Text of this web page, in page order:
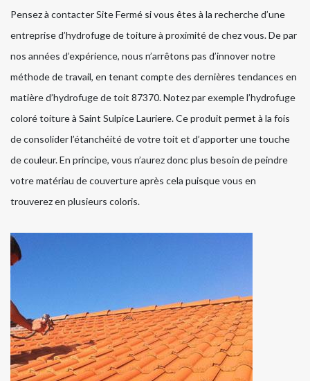
Pensez à contacter Site Fermé si vous êtes à la recherche d’une
entreprise d’hydrofuge de toiture à proximité de chez vous. De par
nos années d’expérience, nous n’arrêtons pas d’innover notre
méthode de travail, en tenant compte des dernières tendances en
matière d’hydrofuge de toit 87370. Notez par exemple l’hydrofuge
coloré toiture à Saint Sulpice Lauriere. Ce produit permet à la fois
de consolider l’étanchéité de votre toit et d’apporter une touche
de couleur. En principe, vous n’aurez donc plus besoin de peindre
votre matériau de couverture après cela puisque vous en
trouverez en plusieurs coloris.